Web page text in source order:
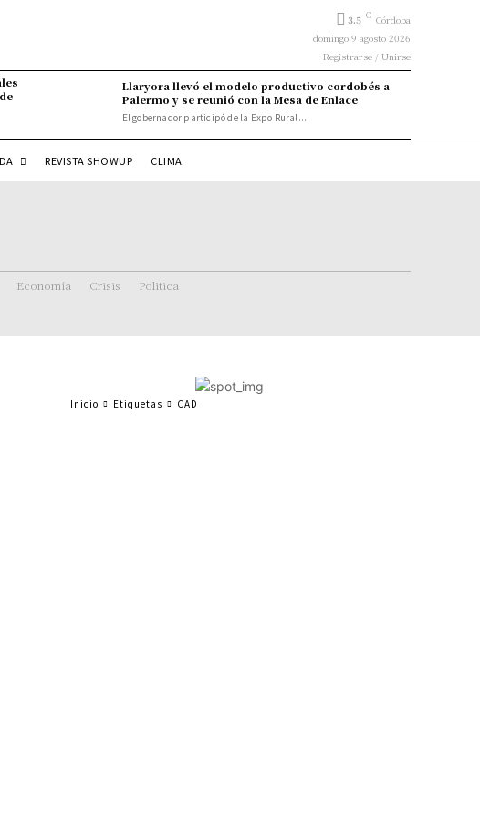
3.5 C Córdoba
domingo 9 agosto 2026
Registrarse / Unirse
Llaryora llevó el modelo productivo cordobés a
Palermo y se reunió con la Mesa de Enlace
El gobernador participó de la Expo Rural...
REVISTA SHOWUP CLIMA
Economía Crisis Politica
Inicio Etiquetas CAD